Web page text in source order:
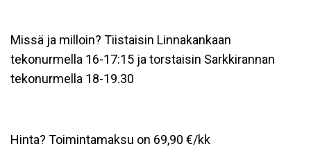
Missä ja milloin? Tiistaisin Linnakankaan
tekonurmella 16-17:15 ja torstaisin Sarkkirannan
tekonurmella 18-19.30
Hinta? Toimintamaksu on 69,90 €/kk